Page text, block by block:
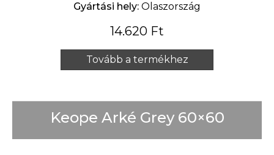
Gyártási hely: Olaszország
14.620 Ft
Tovább a termékhez
Keope Arké Grey 60×60